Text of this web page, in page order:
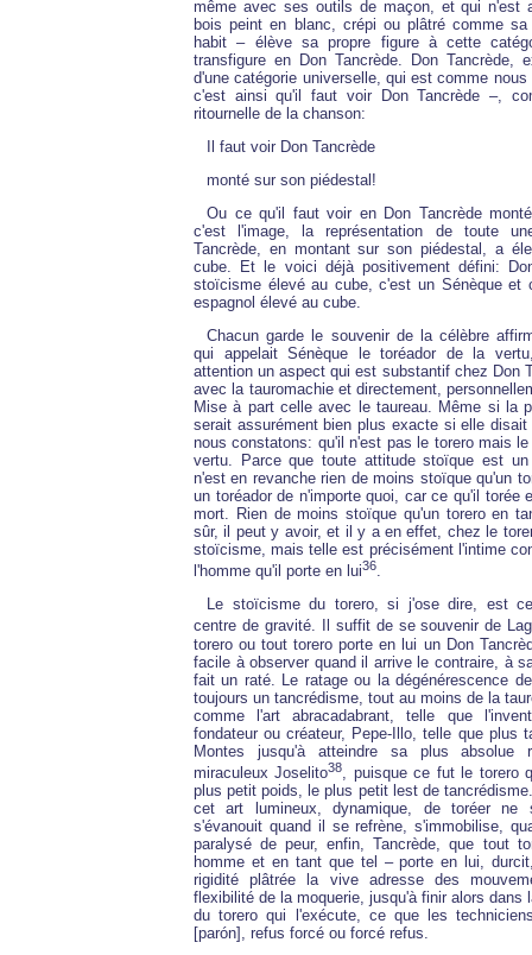
même avec ses outils de maçon, et qui n'est
bois peint en blanc, crépi ou plâtré comme
habit – élève sa propre figure à cette
transfigure en Don Tancrède. Don Tancrède,
d'une catégorie universelle, qui est comme
c'est ainsi qu'il faut voir Don Tancrède –,
ritournelle de la chanson:
Il faut voir Don Tancrède
monté sur son piédestal!
Ou ce qu'il faut voir en Don Tancrède
c'est l'image, la représentation de toute
Tancrède, en montant sur son piédestal, a
cube. Et le voici déjà positivement défini:
stoïcisme élevé au cube, c'est un Sénèque et
espagnol élevé au cube.
Chacun garde le souvenir de la célèbre
qui appelait Sénèque le toréador de la
attention un aspect qui est substantif chez Don
avec la tauromachie et directement,
Mise à part celle avec le taureau. Même si la
serait assurément bien plus exacte si elle
nous constatons: qu'il n'est pas le torero mais
vertu. Parce que toute attitude stoïque est
n'est en revanche rien de moins stoïque qu'un
un toréador de n'importe quoi, car ce qu'il torée
mort. Rien de moins stoïque qu'un torero en
sûr, il peut y avoir, et il y a en effet, chez le
stoïcisme, mais telle est précisément l'intime
l'homme qu'il porte en lui36.
Le stoïcisme du torero, si j'ose dire, est
centre de gravité. Il suffit de se souvenir de
torero ou tout torero porte en lui un Don
facile à observer quand il arrive le contraire, à
fait un raté. Le ratage ou la dégénérescence
toujours un tancrédisme, tout au moins de la
comme l'art abracadabrant, telle que
fondateur ou créateur, Pepe-Illo, telle que plus
Montes jusqu'à atteindre sa plus absolue
miraculeux Joselito38
, puisque ce fut le torero
plus petit poids, le plus petit lest de
cet art lumineux, dynamique, de toréer ne
s'évanouit quand il se refrène, s'immobilise,
paralysé de peur, enfin, Tancrède, que tout
homme et en tant que tel – porte en lui,
rigidité plâtrée la vive adresse des
flexibilité de la moquerie, jusqu'à finir alors dans
du torero qui l'exécute, ce que les
[parón], refus forcé ou forcé refus.